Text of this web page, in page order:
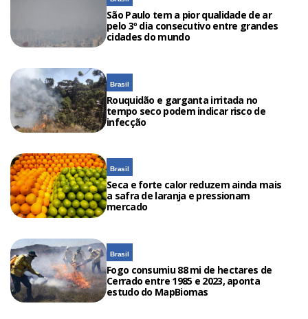
São Paulo tem a pior qualidade de ar
pelo 3º dia consecutivo entre grandes
cidades do mundo
Brasil
Rouquidão e garganta irritada no
tempo seco podem indicar risco de
infecção
Brasil
Seca e forte calor reduzem ainda mais
a safra de laranja e pressionam
mercado
Brasil
Fogo consumiu 88 mi de hectares de
Cerrado entre 1985 e 2023, aponta
estudo do MapBiomas